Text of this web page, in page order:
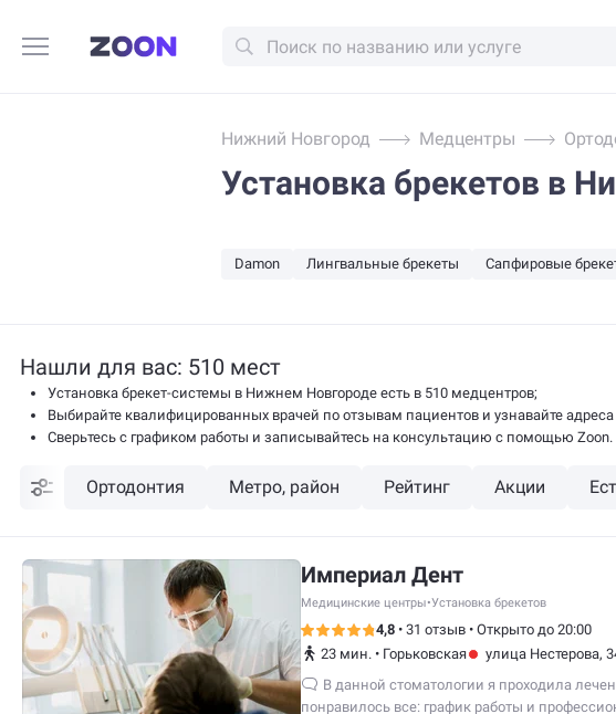
Нижний Новгород Медцентры
Установка брекетов в
Damon Лингвальные брекеты Сапфировые
Нашли для вас: 510 мест
Установка брекет-системы в Нижнем Новгороде есть в 510 медцентров;
Выбирайте квалифицированных врачей по отзывам пациентов и узнавайте адреса
Сверьтесь с графиком работы и записывайтесь на консультацию с помощью Zoon.
Ортодонтия Метро, район Рейтинг Акции
Империал Дент
Медицинские центры•Установка брекетов
4,8 • 31 отзыв • Открыто до 20:00
23 мин. • Горьковская
улица Нестерова,
В данной стоматологии я проходила
понравилось все: график работы и